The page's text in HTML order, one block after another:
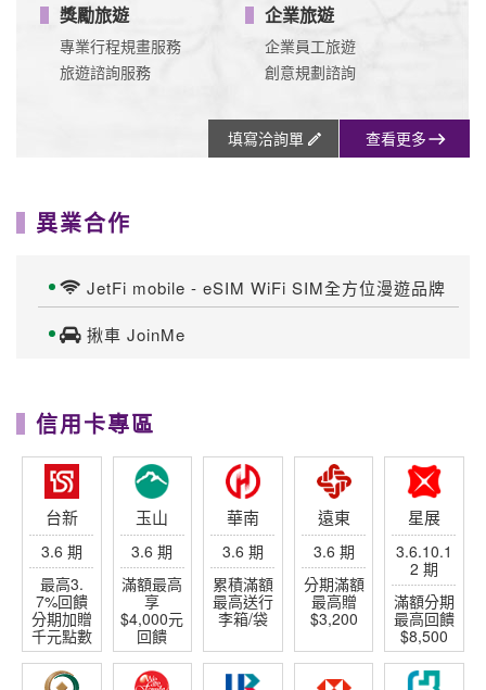
獎勵旅遊
專業行程規畫服務
旅遊諮詢服務
企業旅遊
企業員工旅遊
創意規劃諮詢
填寫洽詢單 查看更多
異業合作
JetFi mobile - eSIM WiFi SIM全方位漫遊品牌
揪車 JoinMe
信用卡專區
台新
3.6 期
最高3.
7%回饋
分期加贈
千元點數
玉山
3.6 期
滿額最高
享
$4,000元
回饋
華南
3.6 期
累積滿額
最高送行
李箱/袋
遠東
3.6 期
分期滿額
最高贈
$3,200
星展
3.6.10.1
2 期
滿額分期
最高回饋
$8,500